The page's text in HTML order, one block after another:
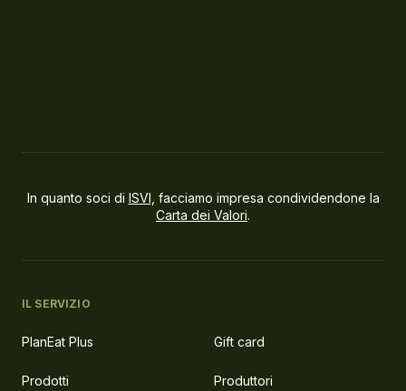
In quanto soci di ISVI , facciamo impresa condividendone la
Carta dei Valori.
IL SERVIZIO
PlanEat Plus Gift card
Prodotti Produttori